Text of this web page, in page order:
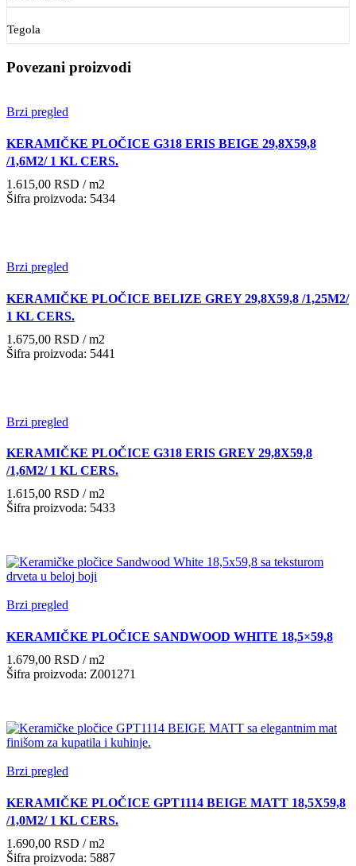
Tegola
Povezani proizvodi
Brzi pregled
KERAMIČKE PLOČICE G318 ERIS BEIGE 29,8X59,8
/1,6M2/ 1 KL CERS.
1.615,00 RSD / m2
Šifra proizvoda: 5434
Brzi pregled
KERAMIČKE PLOČICE BELIZE GREY 29,8X59,8 /1,25M2/
1 KL CERS.
1.675,00 RSD / m2
Šifra proizvoda: 5441
Brzi pregled
KERAMIČKE PLOČICE G318 ERIS GREY 29,8X59,8
/1,6M2/ 1 KL CERS.
1.615,00 RSD / m2
Šifra proizvoda: 5433
Brzi pregled
KERAMIČKE PLOČICE SANDWOOD WHITE 18,5×59,8
1.679,00 RSD / m2
Šifra proizvoda: Z001271
Brzi pregled
KERAMIČKE PLOČICE GPT1114 BEIGE MATT 18,5X59,8
/1,0M2/ 1 KL CERS.
1.690,00 RSD / m2
Šifra proizvoda: 5887